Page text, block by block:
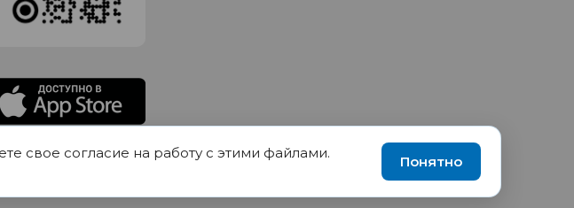
СИГМАТОРГ, ОГРН 1191690035570, ИНН 1655417189
дом 7, пом 1013, офис 5
свое согласие на работу с этими файлами.
Понятно